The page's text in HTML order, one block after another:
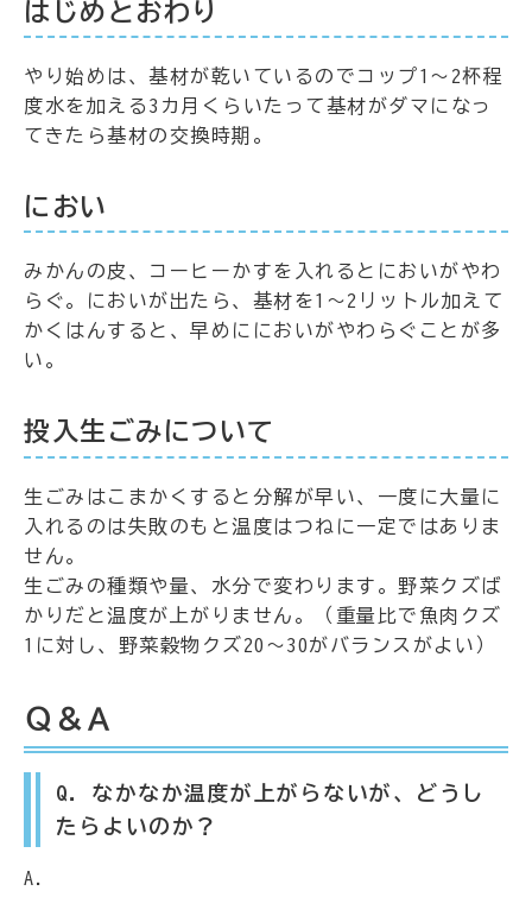
はじめとおわり
やり始めは、基材が乾いているのでコップ1～2杯程
度水を加える3カ月くらいたって基材がダマになっ
てきたら基材の交換時期。
におい
みかんの皮、コーヒーかすを入れるとにおいがやわ
らぐ。においが出たら、基材を1～2リットル加えて
かくはんすると、早めににおいがやわらぐことが多
い。
投入生ごみについて
生ごみはこまかくすると分解が早い、一度に大量に
入れるのは失敗のもと温度はつねに一定ではありま
せん。
生ごみの種類や量、水分で変わります。野菜クズば
かりだと温度が上がりません。（重量比で魚肉クズ
1に対し、野菜穀物クズ20～30がバランスがよい）
Ｑ＆Ａ
Q．なかなか温度が上がらないが、どうし
たらよいのか？
A.